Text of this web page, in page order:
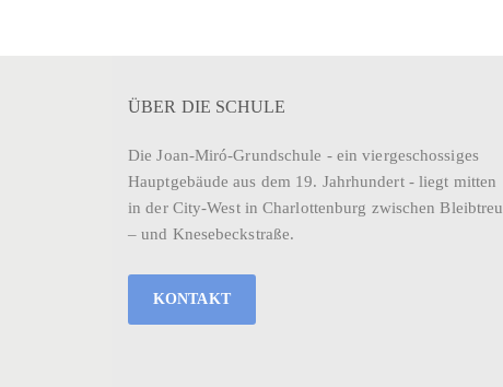
ÜBER DIE SCHULE
Die Joan-Miró-Grundschule - ein viergeschossiges
Hauptgebäude aus dem 19. Jahrhundert - liegt mitten
in der City-West in Charlottenburg zwischen Bleibtreu
– und Knesebeckstraße.
KONTAKT